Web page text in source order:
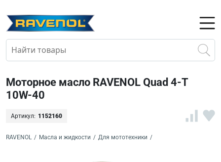
Моторное масло RAVENOL Quad 4-T
10W-40
Артикул: 1152160
RAVENOL / Масла и жидкости / Для мототехники /